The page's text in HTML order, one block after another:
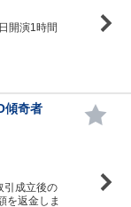
開演1時間
傾奇者
成立後の
を返金しま